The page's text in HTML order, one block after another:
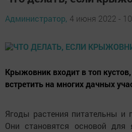
Администратор, 4 июня 2022 -
Крыжовник входит в топ
встретить на многих дачных
Ягоды растения питательны и
Они становятся основой